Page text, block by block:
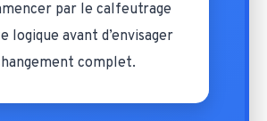
par le calfeutrage
logique avant d’envisager
complet.